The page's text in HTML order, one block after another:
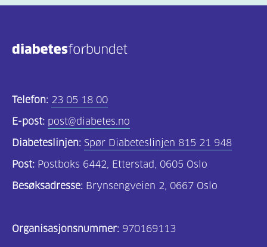
(806)
og
Om
(195)
Telefon: 23 05 18 00
E-post: post@diabetes.no
Diabeteslinjen: Spør Diabeteslinjen 815 21 948
Post: Postboks 6442, Etterstad, 0605 Oslo
Besøksadresse: Brynsengveien 2, 0667 Oslo
Organisasjonsnummer: 970169113